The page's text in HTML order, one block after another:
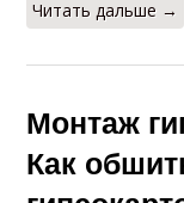
Читать дальше →
Монтаж
Как